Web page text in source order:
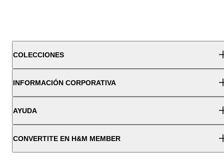
COLECCIONES
INFORMACIÓN CORPORATIVA
AYUDA
CONVERTITE EN H&M MEMBER